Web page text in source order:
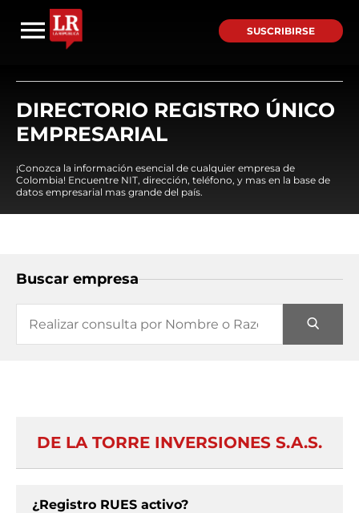
SUSCRIBIRSE
DIRECTORIO REGISTRO ÚNICO
EMPRESARIAL
¡Conozca la información esencial de cualquier empresa de
Colombia! Encuentre NIT, dirección, teléfono, y mas en la base de
datos empresarial mas grande del país.
Buscar empresa
DE LA TORRE INVERSIONES S.A.S.
¿Registro RUES activo?